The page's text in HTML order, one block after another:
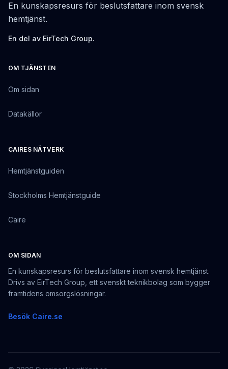
En kunskapsresurs för beslutsfattare inom svensk
hemtjänst.
En del av EirTech Group.
OM TJÄNSTEN
Om sidan
Datakällor
CAIRES NÄTVERK
Hemtjänstguiden
Stockholms Hemtjänstguide
Caire
OM SIDAN
En kunskapsresurs för beslutsfattare inom svensk hemtjänst.
Drivs av EirTech Group, ett svenskt teknikbolag som bygger
framtidens omsorgslösningar.
Besök Caire.se